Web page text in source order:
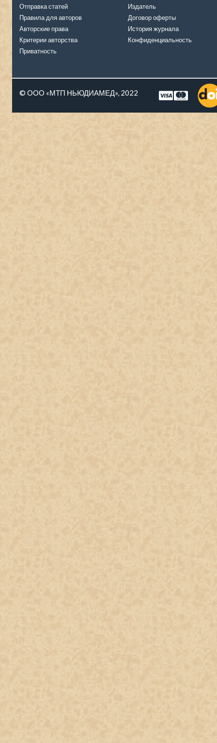
Отправка статей
Правила для авторов
Авторские права
Критерии авторства
Приватность
Издатель
Договор оферты
История журнала
Конфиденциальность
© ООО «МТП НЬЮДИАМЕД», 2022